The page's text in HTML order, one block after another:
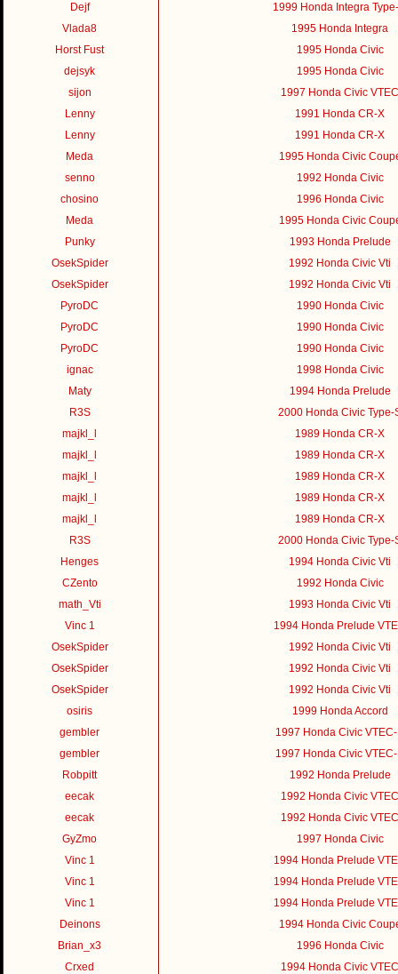
Dejf
1999 Honda Integra
Vlada8
1995 Honda Integra
Horst Fust
1995 Honda Civic
dejsyk
1995 Honda Civic
sijon
1997 Honda Civic VTEC
Lenny
1991 Honda CR-X
Lenny
1991 Honda CR-X
Meda
1995 Honda Civic
senno
1992 Honda Civic
chosino
1996 Honda Civic
Meda
1995 Honda Civic
Punky
1993 Honda Prelude
OsekSpider
1992 Honda Civic Vti
OsekSpider
1992 Honda Civic Vti
PyroDC
1990 Honda Civic
PyroDC
1990 Honda Civic
PyroDC
1990 Honda Civic
ignac
1998 Honda Civic
Maty
1994 Honda Prelude
R3S
2000 Honda Civic Type-
majkl_l
1989 Honda CR-X
majkl_l
1989 Honda CR-X
majkl_l
1989 Honda CR-X
majkl_l
1989 Honda CR-X
majkl_l
1989 Honda CR-X
R3S
2000 Honda Civic Type-
Henges
1994 Honda Civic Vti
CZento
1992 Honda Civic
math_Vti
1993 Honda Civic Vti
Vinc 1
1994 Honda Prelude
OsekSpider
1992 Honda Civic Vti
OsekSpider
1992 Honda Civic Vti
OsekSpider
1992 Honda Civic Vti
osiris
1999 Honda Accord
gembler
1997 Honda Civic
gembler
1997 Honda Civic
Robpitt
1992 Honda Prelude
eecak
1992 Honda Civic VTEC
eecak
1992 Honda Civic VTEC
GyZmo
1997 Honda Civic
Vinc 1
1994 Honda Prelude
Vinc 1
1994 Honda Prelude
Vinc 1
1994 Honda Prelude
Deinons
1994 Honda Civic
Brian_x3
1996 Honda Civic
Crxed
1994 Honda Civic VTEC